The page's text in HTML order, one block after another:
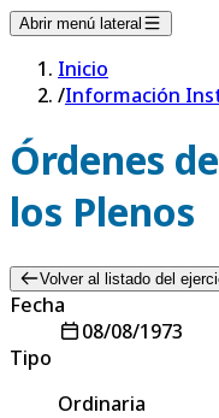
Abrir menú lateral
Inicio
/Información
Órdenes
los Plenos
Volver al listado del
Fecha
08/08/1973
Tipo
Ordinaria